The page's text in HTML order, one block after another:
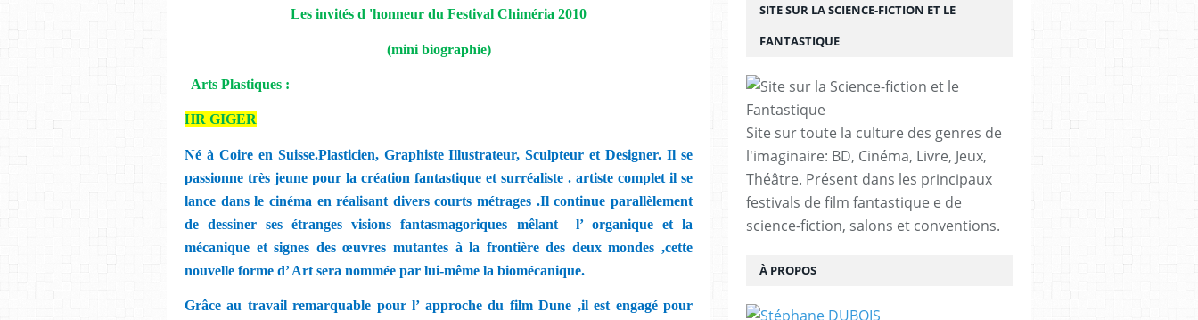
Les invités d 'honneur du Festival Chiméria 2010
(mini biographie)
Arts Plastiques :
HR GIGER
Né à Coire en Suisse.Plasticien, Graphiste Illustrateur, Sculpteur et Designer. Il se
passionne très jeune pour la création fantastique et surréaliste . artiste complet il se
lance dans le cinéma en réalisant divers courts métrages .Il continue parallèlement
de dessiner ses étranges visions fantasmagoriques mêlant
l’ organique et la
mécanique et signes des œuvres mutantes à la frontière des deux mondes ,cette
nouvelle forme d’ Art sera nommée par lui-même la biomécanique.
Grâce au travail remarquable pour l’ approche du film Dune ,il est engagé pour
SITE SUR LA SCIENCE-FICTION ET LE
FANTASTIQUE
Site sur toute la culture des genres de
l'imaginaire: BD, Cinéma, Livre, Jeux,
Théâtre. Présent dans les principaux
festivals de film fantastique e de
science-fiction, salons et conventions.
À PROPOS